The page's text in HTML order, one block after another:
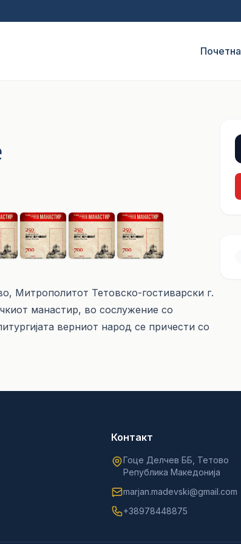
Почетна
Митрополитот Тетовско-гостиварски г.
манастир, во сослужение со
верниот народ се причести со
Контакт
Гоце Делчев ББ, Тетово
Република Македонија
marjan.madevski@gmail.com
+38978448875